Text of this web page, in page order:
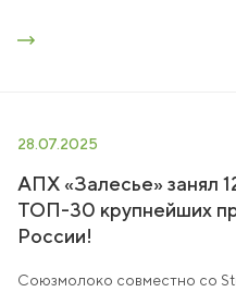
28.07.2025
АПХ «Залесье» занял
ТОП-30 крупнейших
России!
Союзмолоко совместно со